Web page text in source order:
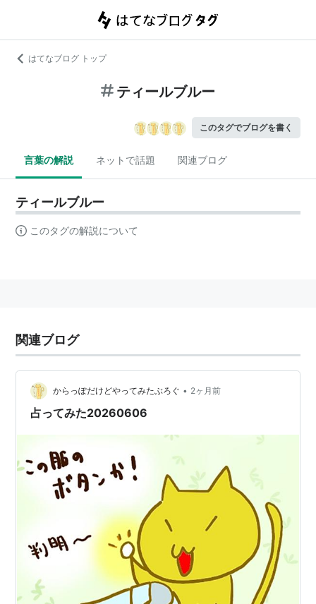
はてなブログ トップ
ティールブルー
このタグでブログを書く
言葉の解説 ネットで話題 関連ブログ
ティールブルー
このタグの解説について
関連ブログ
からっぽだけどやってみたぶろぐ • 2ヶ月前
占ってみた20260606